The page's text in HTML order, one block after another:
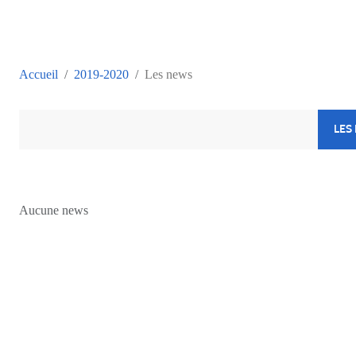
Accueil 2019-2020 Les news
LES
Aucune news